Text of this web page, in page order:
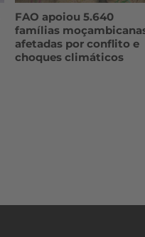
FAO apoiou 5.640
famílias
afetadas por conflito e
choques climáticos